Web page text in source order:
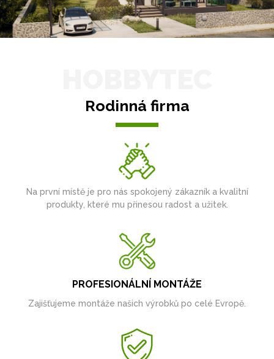
Rodinná firma
Na první místě je pro nás spokojený zákazník a kvalitní
produkty, které mu přinesou radost a užitek.
PROFESIONÁLNÍ MONTÁŽE
Zajišťujeme montáže našich výrobků po celé Evropě.